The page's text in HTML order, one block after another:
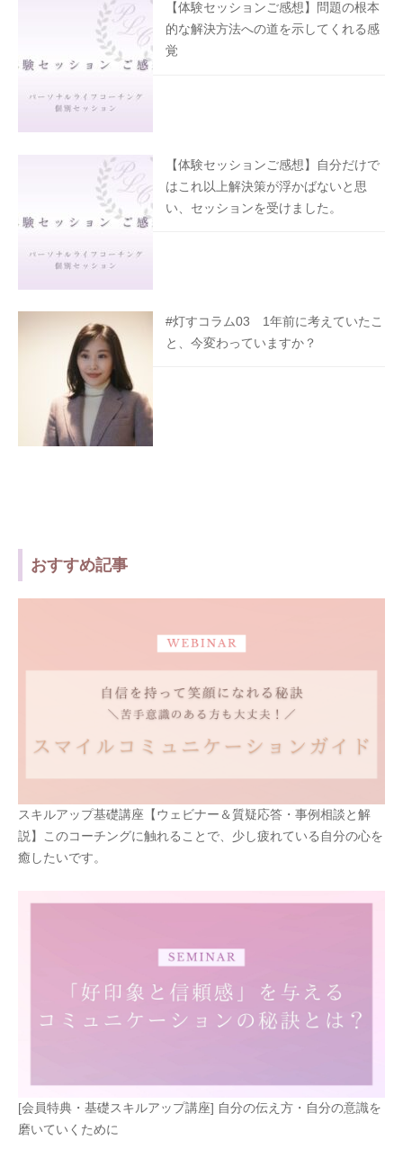
【体験セッションご感想】問題の根本
的な解決方法への道を示してくれる感
覚
【体験セッションご感想】自分だけで
はこれ以上解決策が浮かばないと思
い、セッションを受けました。
#灯すコラム03 1年前に考えていたこ
と、今変わっていますか？
おすすめ記事
スキルアップ基礎講座【ウェビナー＆質疑応答・事例相談と解
説】このコーチングに触れることで、少し疲れている自分の心を
癒したいです。
[会員特典・基礎スキルアップ講座] 自分の伝え方・自分の意識を
磨いていくために